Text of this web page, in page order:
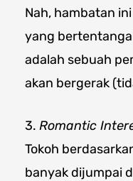
Nah, hambatan
yang
adalah sebuah
akan bergerak
3. Romantic
Tokoh
banyak dijumpai